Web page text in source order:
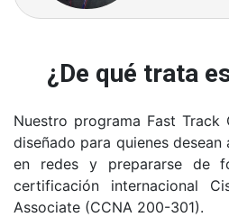
¿De qué trata
Nuestro programa Fast Track
diseñado para quienes
en redes y prepararse de
certificación internacional
Associate (CCNA 200-301).